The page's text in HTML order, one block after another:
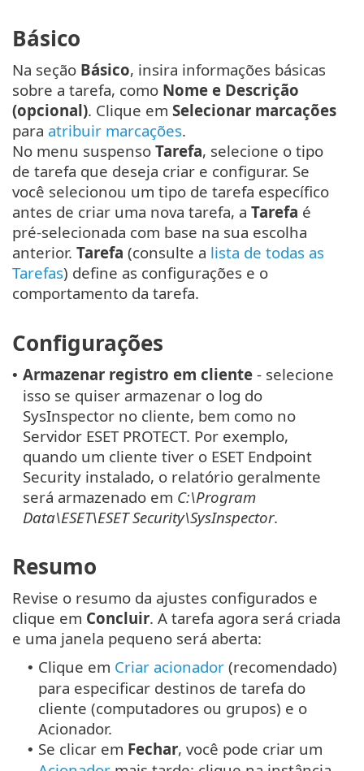
Básico
Na seção Básico, insira informações básicas
sobre a tarefa, como Nome e Descrição
(opcional). Clique em Selecionar marcações
para atribuir marcações.
No menu suspenso Tarefa, selecione o tipo
de tarefa que deseja criar e configurar. Se
você selecionou um tipo de tarefa específico
antes de criar uma nova tarefa, a Tarefa é
pré-selecionada com base na sua escolha
anterior. Tarefa (consulte a lista de todas as
Tarefas) define as configurações e o
comportamento da tarefa.
Configurações
• Armazenar registro em cliente - selecione
isso se quiser armazenar o log do
SysInspector no cliente, bem como no
Servidor ESET PROTECT. Por exemplo,
quando um cliente tiver o ESET Endpoint
Security instalado, o relatório geralmente
será armazenado em C:\Program
Data\ESET\ESET Security\SysInspector.
Resumo
Revise o resumo da ajustes configurados e
clique em Concluir. A tarefa agora será criada
e uma janela pequeno será aberta:
• Clique em Criar acionador (recomendado)
para especificar destinos de tarefa do
cliente (computadores ou grupos) e o
Acionador.
• Se clicar em Fechar, você pode criar um